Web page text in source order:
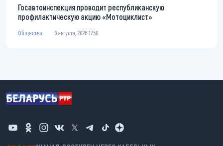
Госавтоинспекция проводит республиканскую
профилактическую акцию «Мотоциклист»
Общество 6 августа, 2026 17:50